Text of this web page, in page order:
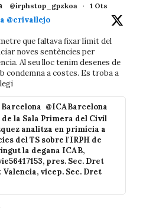
@irphstop_gpzkoa · 1 Ots
@crivallejo
que faltava fixar límit del
noves sentències per
Al seu lloc tenim desenes de
condemna a costes. Es troba a
Barcelona @ICABarcelona
la Sala Primera del Civil
analitza en primícia a
del TS sobre l'IRPH de
la degana ICAB,
pres. Sec. Dret
Valencia, vicep. Sec. Dret